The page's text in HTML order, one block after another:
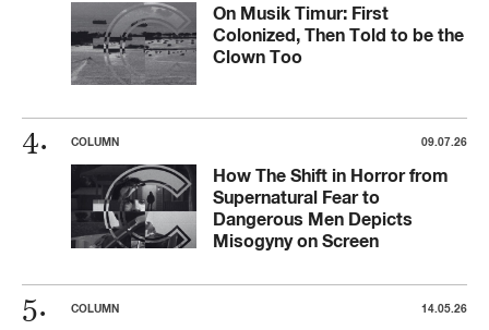
On Musik Timur: First
Colonized, Then Told to be the
Clown Too
COLUMN 09.07.26
How The Shift in Horror from
Supernatural Fear to
Dangerous Men Depicts
Misogyny on Screen
COLUMN 14.05.26